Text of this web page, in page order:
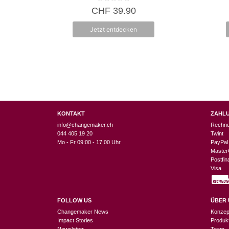
0
v
5
CHF39.90
Jetzt entdecken
KONTAKT
info@changemaker.ch
044 405 19 20
Mo - Fr 09:00 - 17:00 Uhr
FOLLOW US
Changemaker News
Impact Stories
Twint
PayPal
Visa
ÜBER